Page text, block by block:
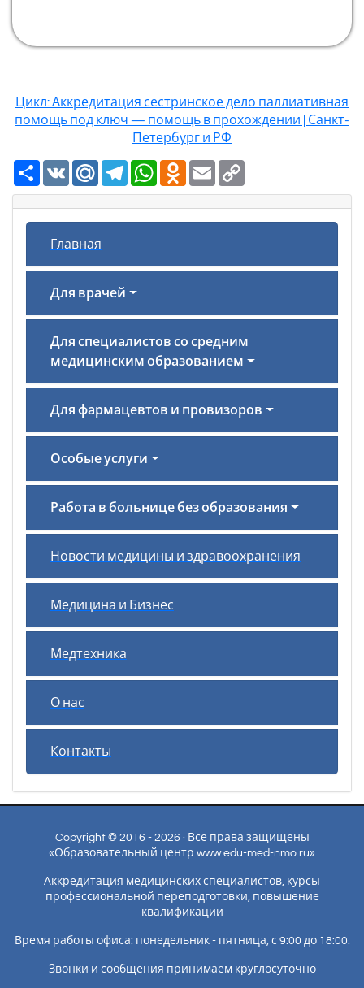
Цикл: Аккредитация сестринское дело паллиативная
помощь под ключ — помощь в прохождении | Санкт-
Петербург и РФ
Ресурс
VK Mail.RuTelegramWhatsAppOdnoklassniki
Email
Главная
Для врачей
Для специалистов со средним
медицинским образованием
Для фармацевтов и провизоров
Особые услуги
Работа в больнице без образования
Новости медицины и здравоохранения
Медицина и Бизнес
Медтехника
О нас
Контакты
Copyright © 2016 - 2026 · Все права защищены
«Образовательный центр www.edu-med-nmo.ru»
Аккредитация медицинских специалистов, курсы
профессиональной переподготовки, повышение
квалификации
Время работы офиса: понедельник - пятница, с 9:00 до 18:00.
Звонки и сообщения принимаем круглосуточно